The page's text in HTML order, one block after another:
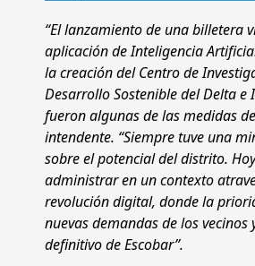
“El lanzamiento de una billetera
aplicación de Inteligencia
la creación del Centro de
Desarrollo Sostenible del Delta e
fueron algunas de las medidas
intendente. “Siempre tuve una
sobre el potencial del distrito.
administrar en un contexto
revolución digital, donde la
nuevas demandas de los vecinos
definitivo de Escobar”.